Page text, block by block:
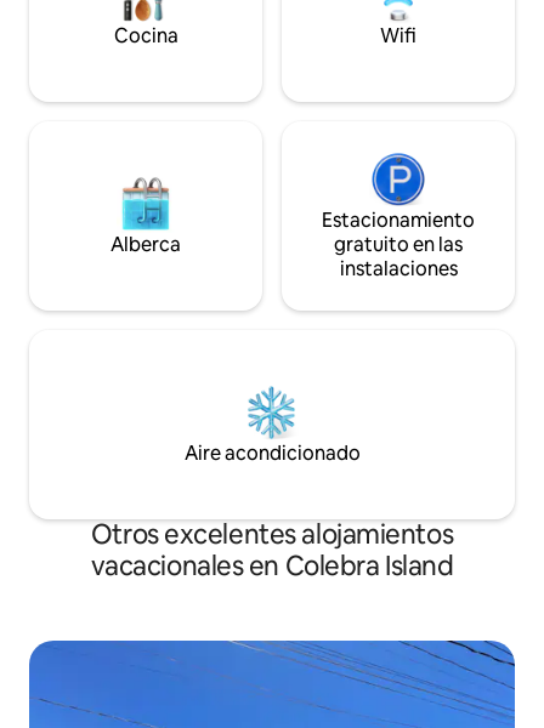
Cocina Wifi
Alberca
Estacionamiento
gratuito en las
instalaciones
Aire acondicionado
Otros excelentes alojamientos
vacacionales en Colebra Island